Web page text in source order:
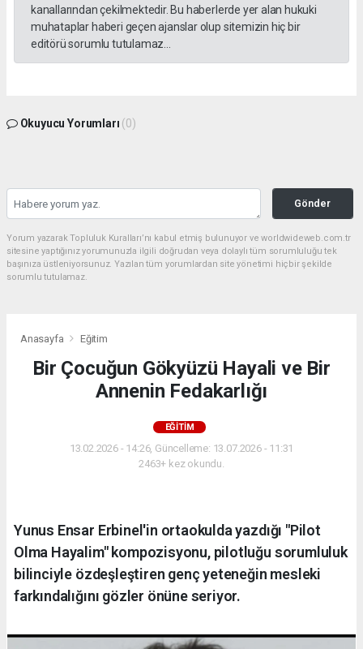
kanallarından çekilmektedir. Bu haberlerde yer alan hukuki
muhataplar haberi geçen ajanslar olup sitemizin hiç bir
editörü sorumlu tutulamaz...
Okuyucu Yorumları (0)
Gönder
Yorum yazarak Topluluk Kuralları’nı kabul etmiş bulunuyor ve worldwideweb.com.tr
sitesine yaptığınız yorumunuzla ilgili doğrudan veya dolaylı tüm sorumluluğu tek
başınıza üstleniyorsunuz. Yazılan tüm yorumlardan site yönetimi hiçbir şekilde
sorumlu tutulamaz.
Anasayfa Eğitim
Bir Çocuğun Gökyüzü Hayali ve Bir
Annenin Fedakarlığı
EĞITIM
13.02.2026 - 14:26, Güncelleme: 13.07.2026 - 11:31
2463+ kez okundu.
Yunus Ensar Erbinel'in ortaokulda yazdığı "Pilot
Olma Hayalim" kompozisyonu, pilotluğu sorumluluk
bilinciyle özdeşleştiren genç yeteneğin mesleki
farkındalığını gözler önüne seriyor.